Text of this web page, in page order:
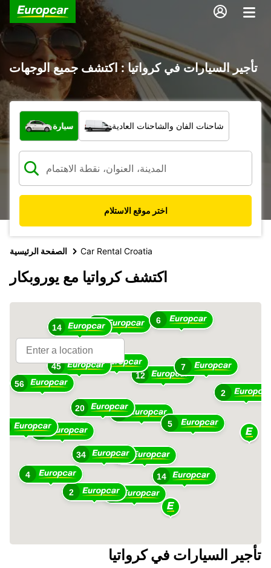
تأجير السيارات في كرواتيا : اكتشف جميع الوجهات
ما نوع المركبة؟
سيارة شاحنات الفان والشاحنات العادية
اختر موقع الاستلام
الصفحة الرئيسية Car Rental Croatia
اكتشف كرواتيا مع يوروبكار
26
20
23
34
12
5
9
37
14
13
45
2
7
11
56
4
14
6
2
تأجير السيارات في كرواتيا